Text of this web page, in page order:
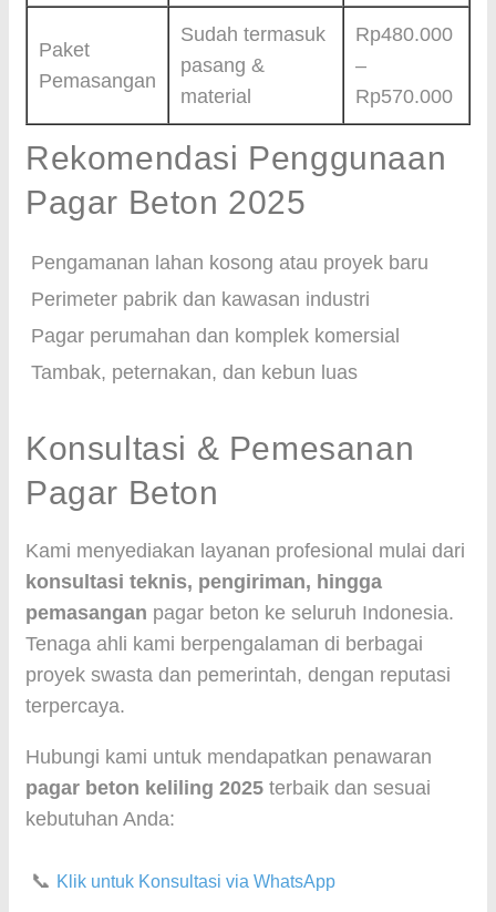
Paket
Pemasangan
Sudah termasuk
pasang &
material
Rp480.000
–
Rp570.000
Rekomendasi Penggunaan
Pagar Beton 2025
Pengamanan lahan kosong atau proyek baru
Perimeter pabrik dan kawasan industri
Pagar perumahan dan komplek komersial
Tambak, peternakan, dan kebun luas
Konsultasi & Pemesanan
Pagar Beton
Kami menyediakan layanan profesional mulai dari
konsultasi teknis, pengiriman, hingga
pemasangan pagar beton ke seluruh Indonesia.
Tenaga ahli kami berpengalaman di berbagai
proyek swasta dan pemerintah, dengan reputasi
terpercaya.
Hubungi kami untuk mendapatkan penawaran
pagar beton keliling 2025 terbaik dan sesuai
kebutuhan Anda:
📞 Klik untuk Konsultasi via WhatsApp